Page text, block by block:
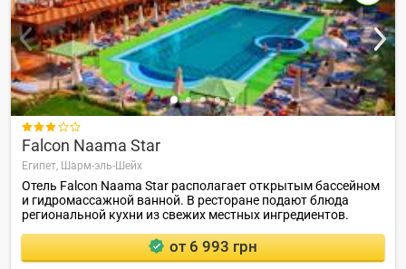

Falcon Naama Star
Египет, Шарм-эль-Шейх
Отель Falcon Naama Star располагает открытым бассейном
и гидромассажной ванной. В ресторане подают блюда
региональной кухни из свежих местных ингредиентов.
от 6 993 грн